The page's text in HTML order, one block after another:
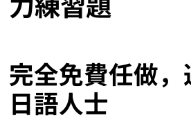
完全免費任做
日語人士